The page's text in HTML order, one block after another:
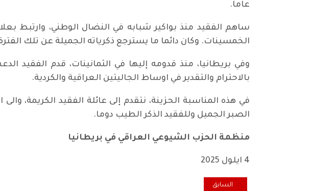
عاما.
ساهم الفقيد منذ بواكير شبابه في النضال الوطني، وارتبط
الخمسينات. وكان دائما ما يسترجع ذكرياته الجميلة عن تلك
وفي بريطانيا، منذ قدومه إليها في الثمانينات، قدم الفقيد
بالاحترام والتقدير في اوساط الجاليتين العراقية والكردية.
في هذه المناسبة الحزينة، نتقدم إلى عائلة الفقيد الكريمة، والى
الصبر الجميل وللفقيد الذكر الطيب دوما.
منظمة الحزب الشيوعي العراقي في بريطانيا
4 ايلول 2025
المقال السابق: تعاز ومواساة برحيل الرفيق الفنان سامي كمال
السابق